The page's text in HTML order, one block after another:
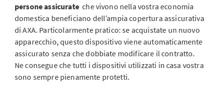
persone assicurate che vivono nella vostra economia
domestica beneficiano dell’ampia copertura assicurativa
di AXA. Particolarmente pratico: se acquistate un nuovo
apparecchio, questo dispositivo viene automaticamente
assicurato senza che dobbiate modificare il contratto.
Ne consegue che tutti i dispositivi utilizzati in casa vostra
sono sempre pienamente protetti.